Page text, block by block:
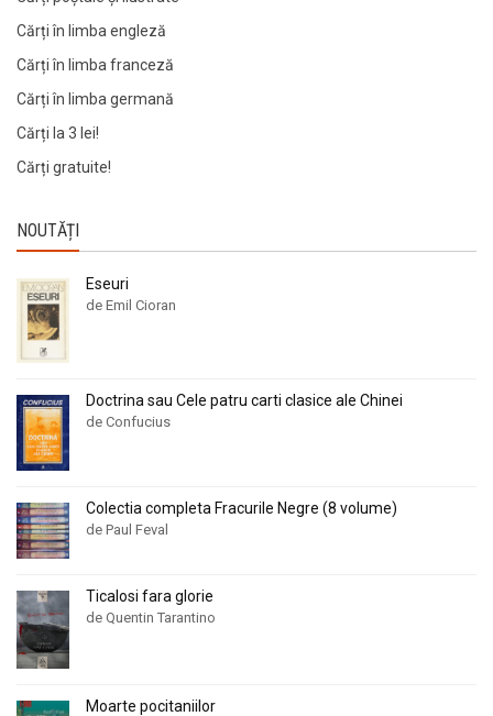
Cărți în limba engleză
Cărți în limba franceză
Cărți în limba germană
Cărți la 3 lei!
Cărți gratuite!
NOUTĂȚI
Eseuri
de Emil Cioran
Doctrina sau Cele patru carti clasice ale Chinei
de Confucius
Colectia completa Fracurile Negre (8 volume)
de Paul Feval
Ticalosi fara glorie
de Quentin Tarantino
Moarte pocitaniilor